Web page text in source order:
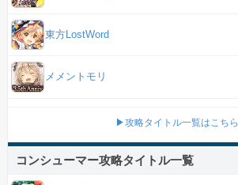
東方LostWord
メメントモリ
▶攻略タイトル一覧はこちら
コンシューマー攻略タイトル一覧